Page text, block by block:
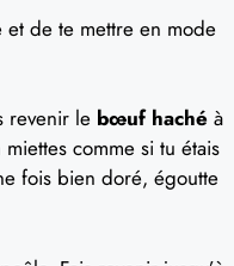
et de te mettre en mode
revenir le bœuf haché à
comme si tu étais
fois bien doré, égoutte